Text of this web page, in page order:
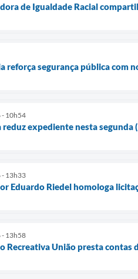
de Igualdade Racial
reforça segurança pública com
- 10h54
expediente nesta
- 13h33
Eduardo Riedel homologa
- 13h58
Recreativa União presta contas